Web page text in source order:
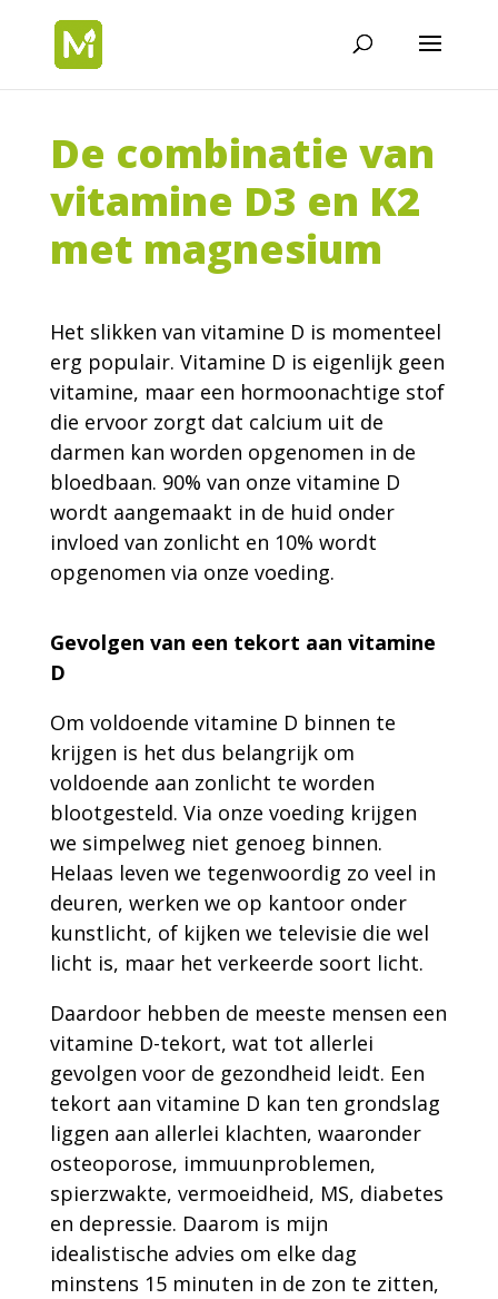
De combinatie van
vitamine D3 en K2
met magnesium
Het slikken van vitamine D is momenteel
erg populair. Vitamine D is eigenlijk geen
vitamine, maar een hormoonachtige stof
die ervoor zorgt dat calcium uit de
darmen kan worden opgenomen in de
bloedbaan. 90% van onze vitamine D
wordt aangemaakt in de huid onder
invloed van zonlicht en 10% wordt
opgenomen via onze voeding.
Gevolgen van een tekort aan vitamine
D
Om voldoende vitamine D binnen te
krijgen is het dus belangrijk om
voldoende aan zonlicht te worden
blootgesteld. Via onze voeding krijgen
we simpelweg niet genoeg binnen.
Helaas leven we tegenwoordig zo veel in
deuren, werken we op kantoor onder
kunstlicht, of kijken we televisie die wel
licht is, maar het verkeerde soort licht.
Daardoor hebben de meeste mensen een
vitamine D-tekort, wat tot allerlei
gevolgen voor de gezondheid leidt. Een
tekort aan vitamine D kan ten grondslag
liggen aan allerlei klachten, waaronder
osteoporose, immuunproblemen,
spierzwakte, vermoeidheid, MS, diabetes
en depressie. Daarom is mijn
idealistische advies om elke dag
minstens 15 minuten in de zon te zitten,